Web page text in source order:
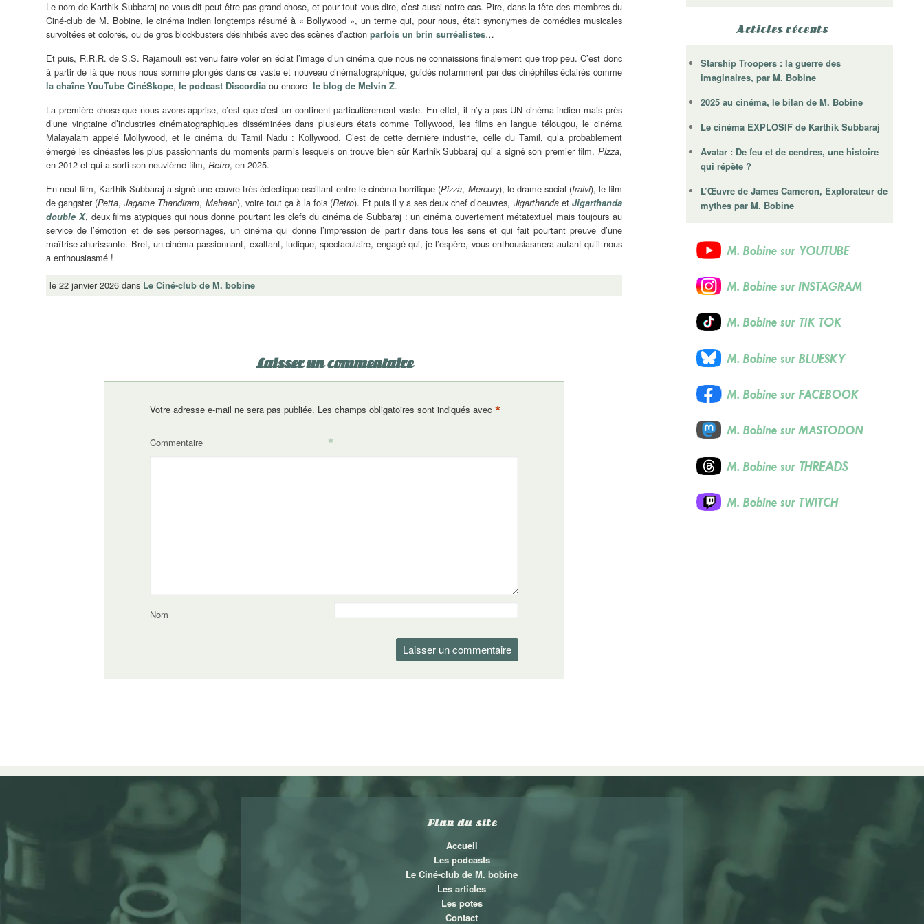
Le nom de Karthik Subbaraj ne vous dit peut-être pas grand chose, et pour tout vous dire, c’est aussi notre cas. Pire, dans la tête des membres du
Ciné-club de M. Bobine, le cinéma indien longtemps résumé à « Bollywood », un terme qui, pour nous, était synonymes de comédies musicales
survoltées et colorés, ou de gros blockbusters désinhibés avec des scènes d’actionparfois un brin surréalistes…
Et puis, R.R.R. de S.S. Rajamouli est venu faire voler en éclat l’image d’un cinéma que nous ne connaissions finalement que trop peu. C’est donc
à partir de là que nous nous somme plongés dans ce vaste et nouveau cinématographique, guidés notamment par des cinéphiles éclairés comme
la chaîne YouTube CinéSkope,le podcast Discordia ou encorele blog de Melvin Z.
La première chose que nous avons apprise, c’est que c’est un continent particulièrement vaste. En effet, il n’y a pas UN cinéma indien mais près
d’une vingtaine d’industries cinématographiques disséminées dans plusieurs états comme Tollywood, les films en langue télougou, le cinéma
Malayalam appelé Mollywood, et le cinéma du Tamil Nadu : Kollywood. C’est de cette dernière industrie, celle du Tamil, qu’a probablement
émergé les cinéastes les plus passionnants du moments parmis lesquels on trouve bien sûr Karthik Subbaraj qui a signé son premier film, Pizza,
en 2012 et qui a sorti son neuvième film,Retro, en 2025.
En neuf film, Karthik Subbaraj a signé une œuvre très éclectique oscillant entre le cinéma horrifique (Pizza, Mercury), le drame social (Iraivi), le film
de gangster (Petta,Jagame Thandiram, Mahaan), voire tout ça à la fois (Retro). Et puis il y a ses deux chef d’oeuvres, Jigarthandaet Jigarthanda
double X, deux films atypiques qui nous donne pourtant les clefs du cinéma de Subbaraj : un cinéma ouvertement métatextuel mais toujours au
service de l’émotion et de ses personnages, un cinéma qui donne l’impression de partir dans tous les sens et qui fait pourtant preuve d’une
maîtrise ahurissante. Bref, un cinéma passionnant, exaltant, ludique, spectaculaire, engagé qui, je l’espère, vous enthousiasmera autant qu’il nous
a enthousiasmé !
le 22 janvier 2026 dans Le Ciné-club de M. bobine
Laisser un commentaire
Votre adresse e-mail ne sera pas publiée. Les champs obligatoires sont indiqués avec *
Commentaire *
Nom
Articles récents
Starship Troopers : la guerre des
imaginaires, par M. Bobine
2025 au cinéma, le bilan de M. Bobine
Le cinéma EXPLOSIF de Karthik Subbaraj
Avatar : De feu et de cendres, une histoire
qui répète ?
L’Œuvre de James Cameron, Explorateur de
mythes par M. Bobine
Plan du site
Accueil
Les podcasts
Le Ciné-club de M. bobine
Les articles
Les potes
Contact